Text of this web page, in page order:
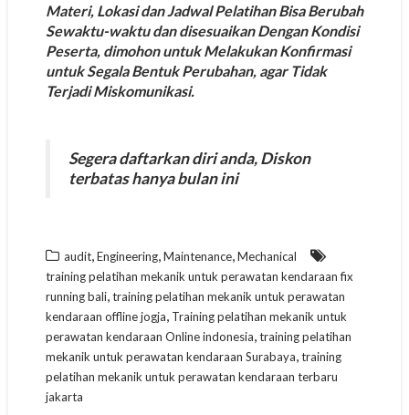
Materi, Lokasi dan Jadwal Pelatihan Bisa Berubah
Sewaktu-waktu dan disesuaikan Dengan Kondisi
Peserta, dimohon untuk Melakukan Konfirmasi
untuk Segala Bentuk Perubahan, agar Tidak
Terjadi Miskomunikasi.
Segera daftarkan diri anda, Diskon
terbatas hanya bulan ini
audit,Engineering,Maintenance,Mechanical
training pelatihan mekanik untuk perawatan kendaraan fix
running bali,training pelatihan mekanik untuk perawatan
kendaraan offline jogja, Training pelatihan mekanik untuk
perawatan kendaraan Online indonesia,training pelatihan
mekanik untuk perawatan kendaraan Surabaya,training
pelatihan mekanik untuk perawatan kendaraan terbaru
jakarta